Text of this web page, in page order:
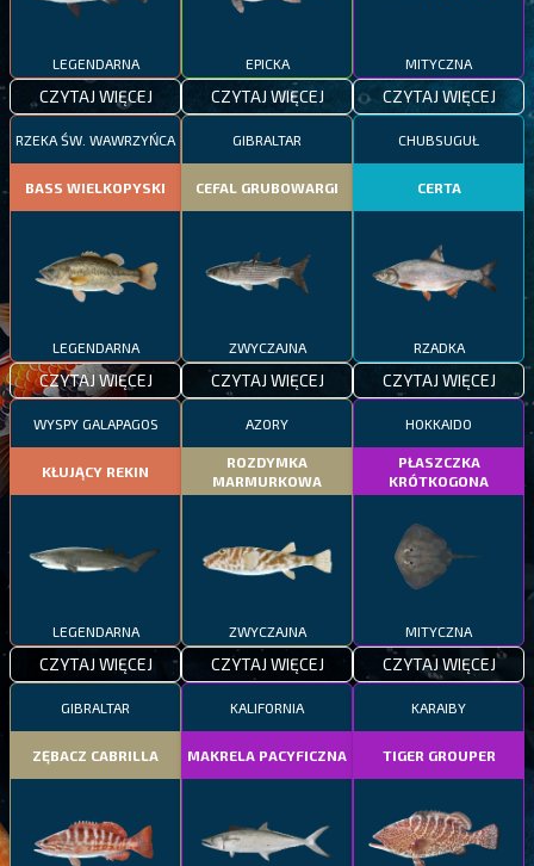
LEGENDARNA
CZYTAJ WIĘCEJ
EPICKA
CZYTAJ WIĘCEJ
MITYCZNA
CZYTAJ WIĘCEJ
RZEKA ŚW. WAWRZYŃCA
BASS WIELKOPYSKI
LEGENDARNA
CZYTAJ WIĘCEJ
GIBRALTAR
CEFAL GRUBOWARGI
ZWYCZAJNA
CZYTAJ WIĘCEJ
CHUBSUGUŁ
CERTA
RZADKA
CZYTAJ WIĘCEJ
WYSPY GALAPAGOS
KŁUJĄCY REKIN
LEGENDARNA
CZYTAJ WIĘCEJ
AZORY
ROZDYMKA
MARMURKOWA
ZWYCZAJNA
CZYTAJ WIĘCEJ
HOKKAIDO
PŁASZCZKA
KRÓTKOGONA
MITYCZNA
CZYTAJ WIĘCEJ
GIBRALTAR
ZĘBACZ CABRILLA
KALIFORNIA
MAKRELA PACYFICZNA
KARAIBY
TIGER GROUPER